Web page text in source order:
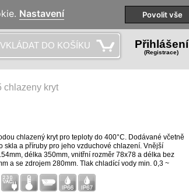
Naše pobočky Technická podpora
VKLÁDAT DO KOŠÍKU Přihlášení
(Registrace)
chlazeny kryt
chlazený kryt pro teploty do 400°C. Dodávané včetně
skla a příruby pro jeho vzduchové chlazení. Vnější
délka 350mm, vnitřní rozměr 78x78 a délka bez
a se zdrojem 280mm. Tlak chladící vody min. 0,3 ~
0,1 mikronů.
Nastavení Povolit vše